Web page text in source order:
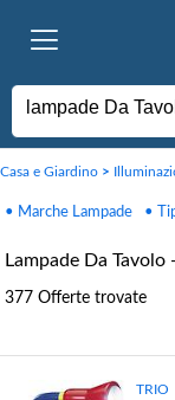
Casa e Giardino >
• Marche Lampade •
Lampade Da
377 Offerte trovate